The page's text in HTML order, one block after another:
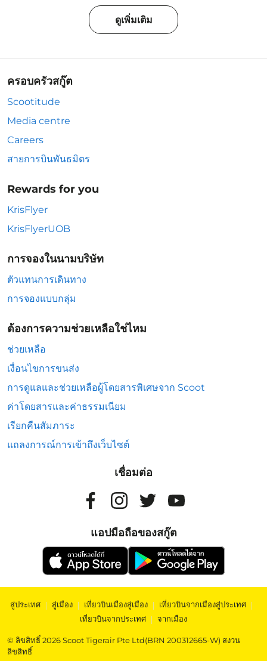
ดูเพิ่มเติม
ครอบครัวสกู๊ต
Scootitude
Media centre
Careers
สายการบินพันธมิตร
Rewards for you
KrisFlyer
KrisFlyerUOB
การจองในนามบริษัท
ตัวแทนการเดินทาง
การจองแบบกลุ่ม
ต้องการความช่วยเหลือใช่ไหม
ช่วยเหลือ
เงื่อนไขการขนส่ง
การดูแลและช่วยเหลือผู้โดยสารพิเศษจาก Scoot
ค่าโดยสารและค่าธรรมเนียม
เรียกคืนสัมภาระ
แถลงการณ์การเข้าถึงเว็บไซต์
เชื่อมต่อ
แอปมือถือของสกู๊ต
สู่ประเทศ | สู่เมือง | เที่ยวบินเมืองสู่เมือง | เที่ยวบินจากเมืองสู่ประเทศ |
เที่ยวบินจากประเทศ | จากเมือง
© ลิขสิทธิ์ 2026 Scoot Tigerair Pte Ltd(BRN 200312665-W) สงวน
ลิขสิทธิ์